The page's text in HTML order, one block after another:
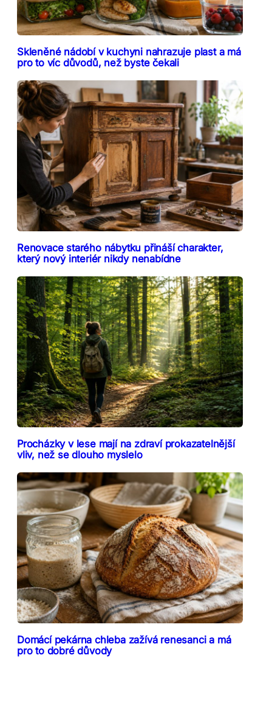
Skleněné nádobí v kuchyni nahrazuje plast a má
pro to víc důvodů, než byste čekali
Renovace starého nábytku přináší charakter,
který nový interiér nikdy nenabídne
Procházky v lese mají na zdraví prokazatelnější
vliv, než se dlouho myslelo
Domácí pekárna chleba zažívá renesanci a má
pro to dobré důvody